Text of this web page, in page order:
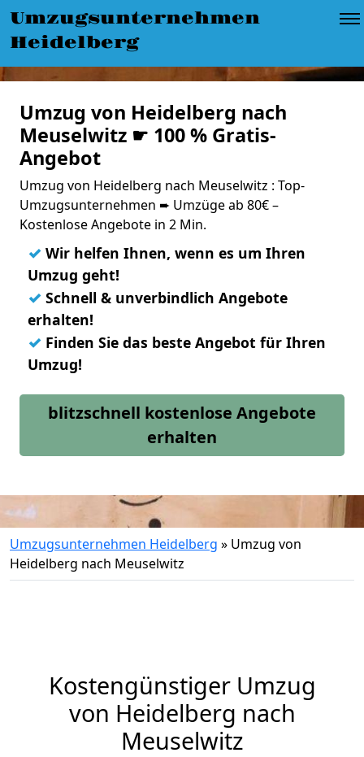
Umzugsunternehmen
Heidelberg
Umzug von Heidelberg nach
Meuselwitz ☛ 100 % Gratis-
Angebot
Umzug von Heidelberg nach Meuselwitz : Top-
Umzugsunternehmen ➨ Umzüge ab 80€ –
Kostenlose Angebote in 2 Min.
✓ Wir helfen Ihnen, wenn es um Ihren
Umzug geht!
✓ Schnell & unverbindlich Angebote
erhalten!
✓ Finden Sie das beste Angebot für Ihren
Umzug!
blitzschnell kostenlose Angebote
erhalten
Umzugsunternehmen Heidelberg » Umzug von
Heidelberg nach Meuselwitz
Kostengünstiger Umzug
von Heidelberg nach
Meuselwitz